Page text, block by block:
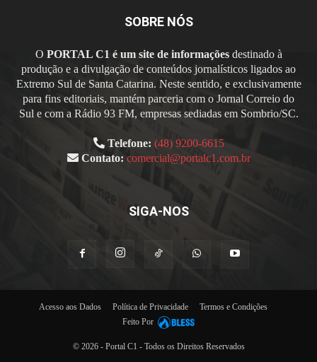
SOBRE NÓS
O PORTAL C1 é um site de informaçõesdestinado à
produção e a divulgação de conteúdos jornalísticos ligados ao
Extremo Sul de Santa Catarina. Neste sentido, e exclusivamente
para fins editoriais, mantém parceria com o Jornal Correio do
Sul e com a Rádio 93 FM, empresas sediadas em Sombrio/SC.
Telefone: (48) 9200-6615
Contato: comercial@portalc1.com.br
SIGA-NOS
Acesso aos Dados Política de Privacidade
Termos e Condições
Feito Por
© 2026 - Portal C1 - Todos os Direitos Reservados